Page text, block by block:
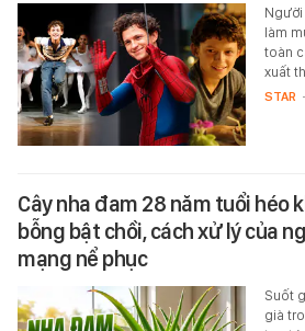
làm
toàn
xuất
STAR
Cây nha đam 28 năm tuổi héo
bỗng bật chồi, cách xử lý của
mạng nể phục
Suốt
già